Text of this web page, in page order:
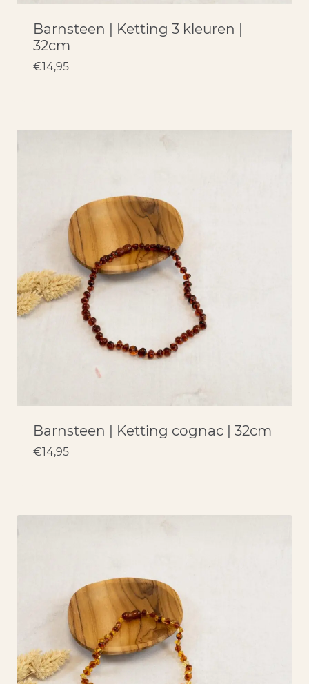
Barnsteen | Ketting 3 kleuren |
32cm
€14,95
Barnsteen | Ketting cognac | 32cm
€14,95